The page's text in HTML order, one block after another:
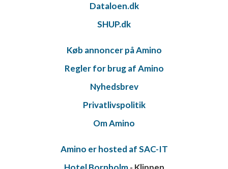
Dataloen.dk
SHUP.dk
Køb annoncer på Amino
Regler for brug af Amino
Nyhedsbrev
Privatlivspolitik
Om Amino
Amino er hosted af SAC-IT